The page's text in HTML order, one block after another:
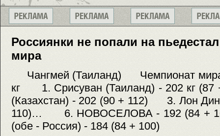
Россиянки не попали на
мира
Чангмей (Таиланд) Чемпионат
кг 1. Срисуван (Таиланд) - 202 кг
(Казахстан) - 202 (90 + 112) 3. Лон
110)… 6. НОВОСЕЛОВА - 192 (84 +
(обе - Россия) - 184 (84 + 100)